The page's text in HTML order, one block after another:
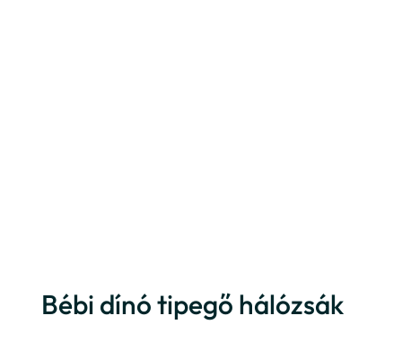
Bébi dínó tipegő hálózsák